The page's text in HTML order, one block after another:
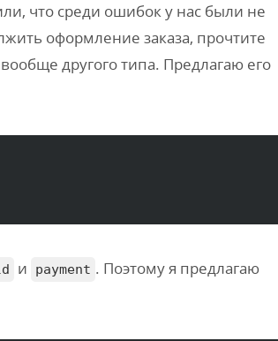
что среди ошибок у нас были не
оформление заказа, прочтите
другого типа. Предлагаю его
и payment . Поэтому я предлагаю